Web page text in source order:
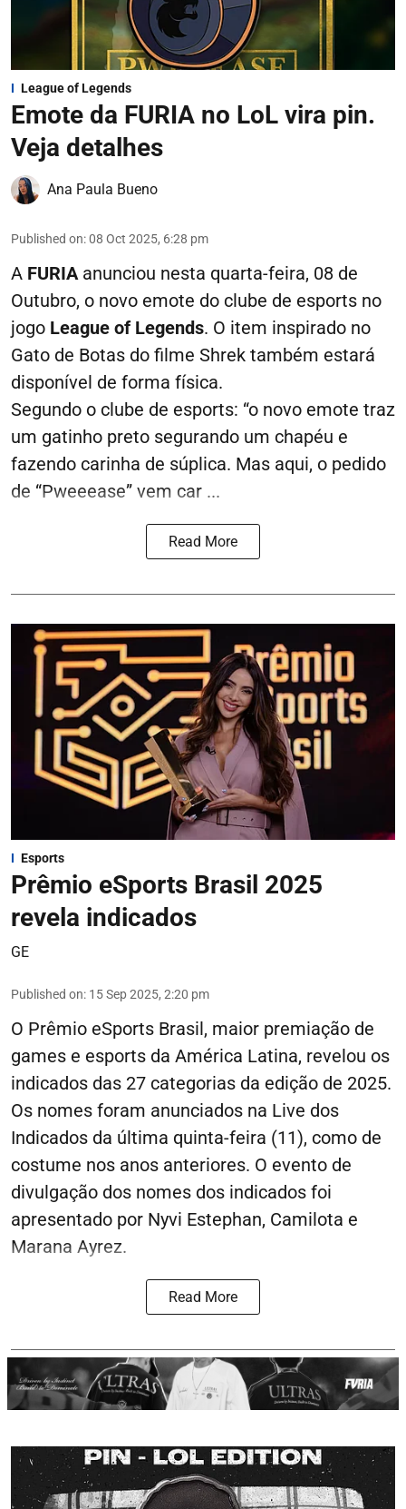
League of Legends
Emote da FURIA no LoL vira pin.
Veja detalhes
Ana Paula Bueno
Published on:08 Oct 2025, 6:28 pm
A FURIA anunciou nesta quarta-feira, 08 de
Outubro, o novo emote do clube de esports no
jogo League of Legends. O item inspirado no
Gato de Botas do filme Shrek também estará
disponível de forma física.
Segundo o clube de esports: “o novo emote traz
um gatinho preto segurando um chapéu e
fazendo carinha de súplica. Mas aqui, o pedido
de “Pweeease” vem car ...
Read More
Esports
Prêmio eSports Brasil 2025
revela indicados
GE
Published on: 15 Sep 2025, 2:20 pm
O Prêmio eSports Brasil, maior premiação de
games e esports da América Latina, revelou os
indicados das 27 categorias da edição de 2025.
Os nomes foram anunciados na Live dos
Indicados da última quinta-feira (11), como de
costume nos anos anteriores. O evento de
divulgação dos nomes dos indicados foi
apresentado por Nyvi Estephan, Camilota e
Marana Ayrez.
Read More